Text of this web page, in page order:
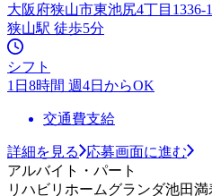
大阪府狭山市東池尻4丁目1336-1
狭山駅 徒歩5分
シフト
1日8時間 週4日からOK
交通費支給
詳細を見る
応募画面に進む
アルバイト・パート
リハビリホームグランダ池田